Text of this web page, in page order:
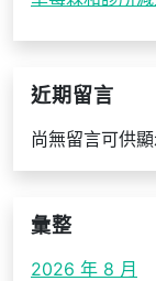
近期留言
尚無留言可供顯
彙整
2026 年 8 月